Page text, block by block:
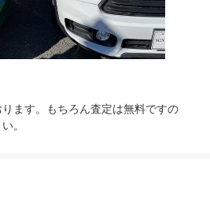
ます。もちろん査定は無料ですの
。